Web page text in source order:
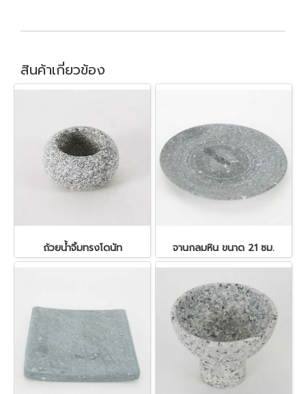
สินค้าเกี่ยวข้อง
ถ้วยน้ำจิ้มทรงโดนัท จานกลมหิน ขนาด 21 ซม.